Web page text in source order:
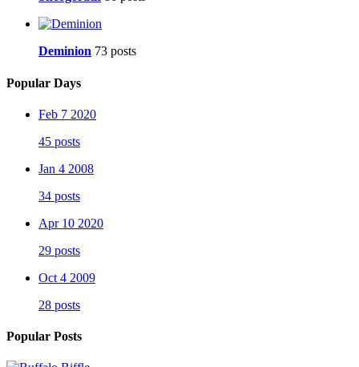
Deminion 73 posts
Popular Days
Feb 7 2020
45 posts
Jan 4 2008
34 posts
Apr 10 2020
29 posts
Oct 4 2009
28 posts
Popular Posts